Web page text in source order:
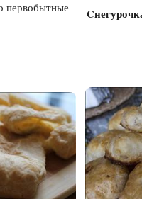
первобытные